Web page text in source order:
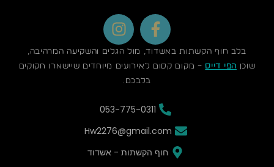
F
a
c
e
b
o
k
f
I
n
s
t
r
a
בלב חוף הקשתות באשדוד, מול הגלים והשקיעה המרהיבה,
שוכן הפי דייס– מקום קסום לאירועים מיוחדים שיישארו חקוקים
בלבכם.
053-775-0311
Hw2276@gmail.com
חוף הקשתות - אשדוד